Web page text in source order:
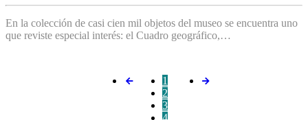
En la colección de casi cien mil objetos del museo se encuentra uno
que reviste especial interés: el Cuadro geográfico,…
1
2
3